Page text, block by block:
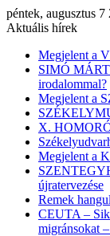
péntek, augusztus 7
Aktuális hírek
Megjelent a
SIMÓ
irodalommal?
Megjelent a
X.
Megjelent a
újratervezése
Remek
CEUTA –
migránsokat